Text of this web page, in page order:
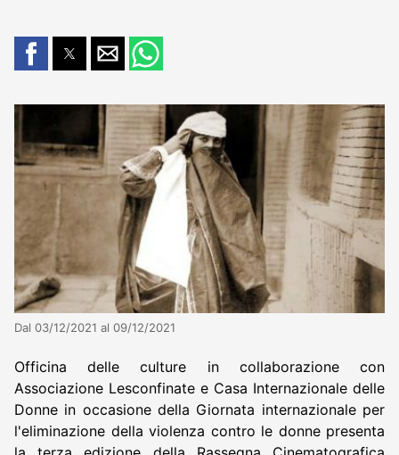
Dal 03/12/2021 al 09/12/2021
Officina delle culture in collaborazione con
Associazione Lesconfinate e Casa Internazionale delle
Donne in occasione della Giornata internazionale per
l'eliminazione della violenza contro le donne presenta